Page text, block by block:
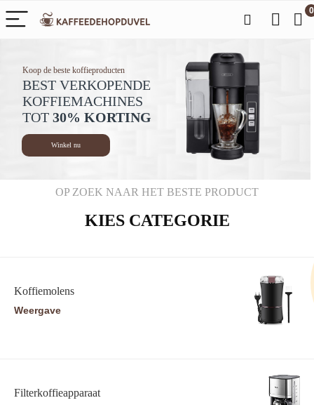
0
BEST VERKOPENDE
KOFFIEMACHINES
TOT 30% KORTING
Koop de beste koffieproducten
Winkel nu
OP ZOEK NAAR HET BESTE PRODUCT
KIES CATEGORIE
Koffiemolens
Weergave
Filterkoffieapparaat